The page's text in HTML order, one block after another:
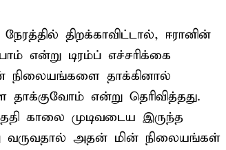
திறக்காவிட்டால், ஈரானின்
என்று டிரம்ப் எச்சரிக்கை
நிலையங்களை தாக்கினால்
என்று தெரிவித்தது.
காலை முடிவடைய இருந்த
வருவதால் அதன் மின் நிலையங்கள்